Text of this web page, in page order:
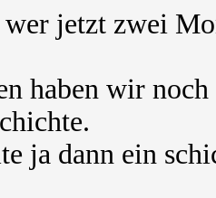
wer jetzt zwei
haben wir
ja dann ein